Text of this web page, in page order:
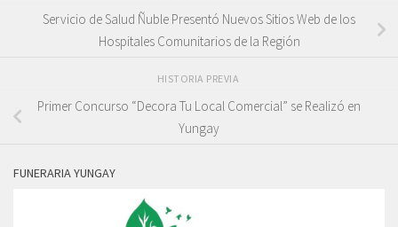
Servicio de Salud Ñuble Presentó Nuevos Sitios Web de los
Hospitales Comunitarios de la Región
HISTORIA PREVIA
Primer Concurso “Decora Tu Local Comercial” se Realizó en
Yungay
FUNERARIA YUNGAY